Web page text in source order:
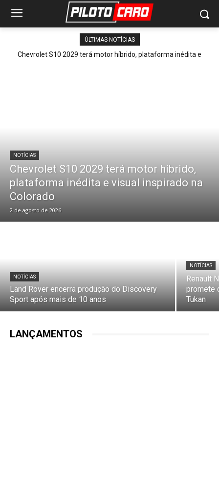
ÚLTIMAS NOTÍCIAS
Chevrolet S10 2029 terá motor híbrido, plataforma inédita e
NOTÍCIAS
Chevrolet S10 2029 terá motor híbrido,
plataforma inédita e visual inspirado na
Colorado
2 de agosto de 2026
NOTÍCIAS
Land Rover encerra produção do Discovery
Sport após mais de 10 anos
NOTÍCIAS
Renault
promete
Tukan
LANÇAMENTOS